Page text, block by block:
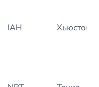
IAH Хьюстон